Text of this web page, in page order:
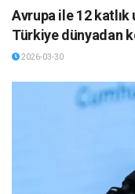
Avrupa ile 12 katlık
Türkiye dünyadan
2026-03-30